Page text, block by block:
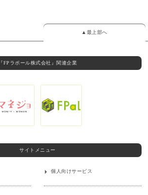
▲最上部へ
『FPラポール株式会社』関連企業
サイトメニュー
個人向けサービス